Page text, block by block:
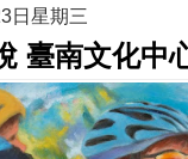
日星期三
臺南文化中